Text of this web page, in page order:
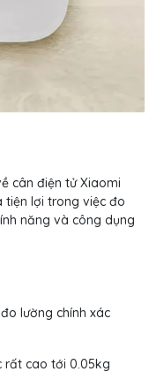
cân điện tử Xiaomi
tiện lợi trong việc đo
năng và công dụng
lường chính xác
rất cao tới 0.05kg